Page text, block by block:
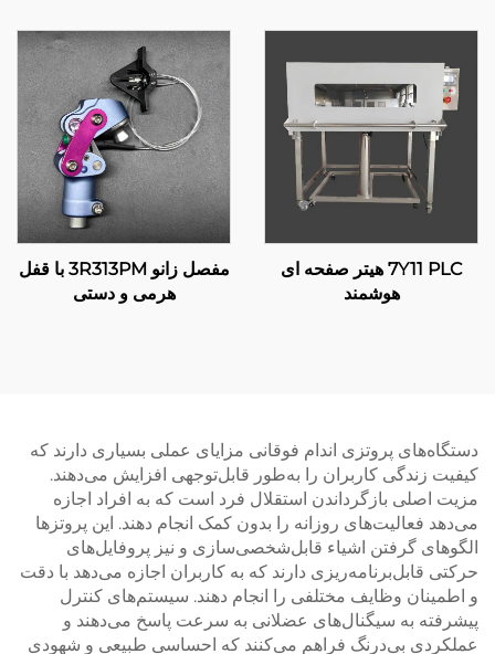
7Y11 PLC هیتر صفحه ای
هوشمند
مفصل زانو 3R313PM با قفل
هرمی و دستی
دستگاه‌های پروتزی اندام فوقانی مزایای عملی بسیاری دارند که
کیفیت زندگی کاربران را به‌طور قابل‌توجهی افزایش می‌دهند.
مزیت اصلی بازگرداندن استقلال فرد است که به افراد اجازه
می‌دهد فعالیت‌های روزانه را بدون کمک انجام دهند. این پروتزها
الگوهای گرفتن اشیاء قابل‌شخصی‌سازی و نیز پروفایل‌های
حرکتی قابل‌برنامه‌ریزی دارند که به کاربران اجازه می‌دهد با دقت
و اطمینان وظایف مختلفی را انجام دهند. سیستم‌های کنترل
پیشرفته به سیگنال‌های عضلانی به سرعت پاسخ می‌دهند و
عملکردی بی‌درنگ فراهم می‌کنند که احساسی طبیعی و شهودی